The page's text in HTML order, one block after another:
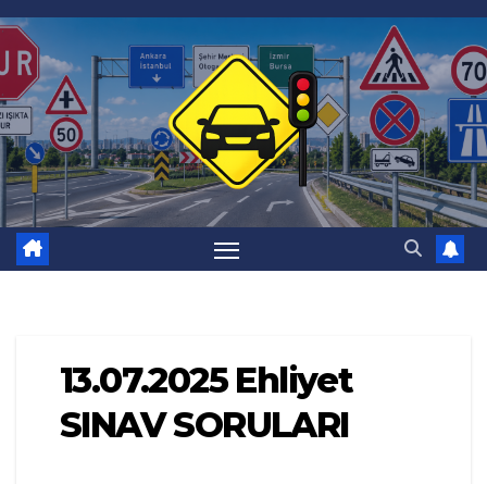
Skip
to
content
13.07.2025 Ehliyet
SINAV SORULARI